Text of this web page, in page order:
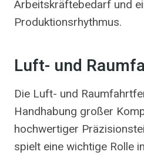
Arbeitskräftebedarf und
Produktionsrhythmus.
Luft- und
Die Luft- und
Handhabung großer
hochwertiger
spielt eine wichtige Rolle